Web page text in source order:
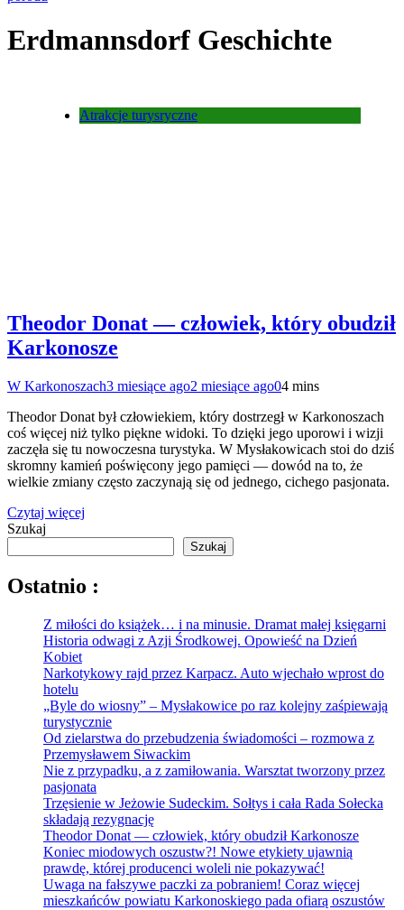
Erdmannsdorf Geschichte
Atrakcje turysryczne
Theodor Donat — człowiek, który obudził
Karkonosze
W Karkonoszach3 miesiące ago2 miesiące ago04 mins
Theodor Donat był człowiekiem, który dostrzegł w Karkonoszach
coś więcej niż tylko piękne widoki. To dzięki jego uporowi i wizji
zaczęła się tu nowoczesna turystyka. W Mysłakowicach stoi do dziś
skromny kamień poświęcony jego pamięci — dowód na to, że
wielkie zmiany często zaczynają się od jednego, cichego pasjonata.
Czytaj więcej
Szukaj
Szukaj
Ostatnio :
Z miłości do książek… i na minusie. Dramat małej księgarni
Historia odwagi z Azji Środkowej. Opowieść na Dzień
Kobiet
Narkotykowy rajd przez Karpacz. Auto wjechało wprost do
hotelu
„Byle do wiosny” – Mysłakowice po raz kolejny zaśpiewają
turystycznie
Od zielarstwa do przebudzenia świadomości – rozmowa z
Przemysławem Siwackim
Nie z przypadku, a z zamiłowania. Warsztat tworzony przez
pasjonata
Trzęsienie w Jeżowie Sudeckim. Sołtys i cała Rada Sołecka
składają rezygnację
Theodor Donat — człowiek, który obudził Karkonosze
Koniec miodowych oszustw?! Nowe etykiety ujawnią
prawdę, której producenci woleli nie pokazywać!
Uwaga na fałszywe paczki za pobraniem! Coraz więcej
mieszkańców powiatu Karkonoskiego pada ofiarą oszustów